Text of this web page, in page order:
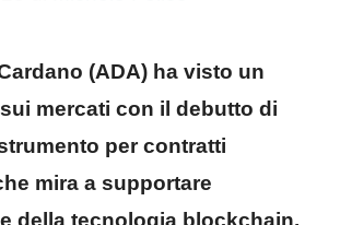
(ADA) ha visto un
mercati con il debutto di
per contratti
mira a supportare
della tecnologia blockchain.